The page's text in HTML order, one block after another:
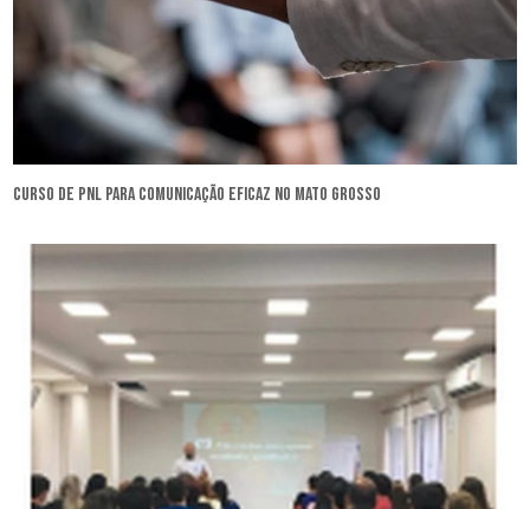
curso de pnl para comunicação eficaz no Mato Grosso